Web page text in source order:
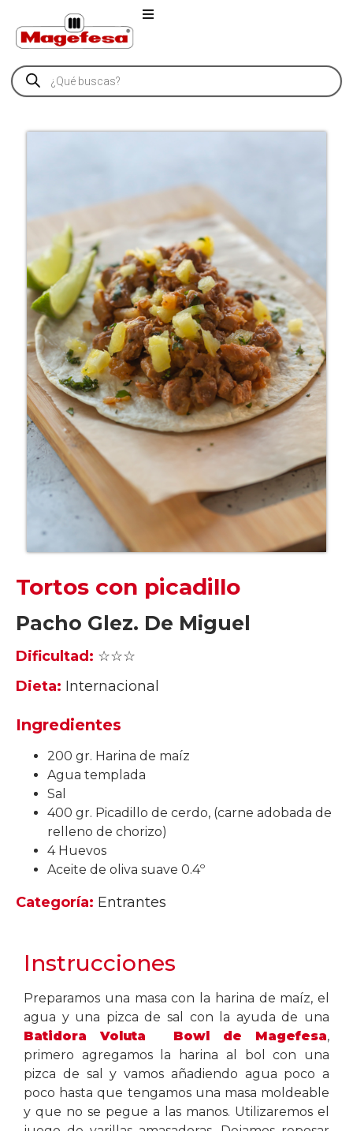
Tortos con picadillo
Pacho Glez. De Miguel
Dificultad: ☆☆☆
Dieta: Internacional
Ingredientes
200 gr. Harina de maíz
Agua templada
Sal
400 gr. Picadillo de cerdo, (carne adobada de
relleno de chorizo)
4 Huevos
Aceite de oliva suave 0.4º
Categoría: Entrantes
Instrucciones
Preparamos una masa con la harina de maíz, el
agua y una pizca de sal con la ayuda de una
Batidora Voluta Bowl de Magefesa,
primero agregamos la harina al bol con una
pizca de sal y vamos añadiendo agua poco a
poco hasta que tengamos una masa moldeable
y que no se pegue a las manos. Utilizaremos el